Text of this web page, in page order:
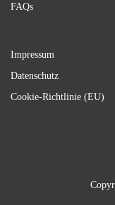
FAQs
Impressum
Datenschutz
Cookie-Richtlinie (EU)